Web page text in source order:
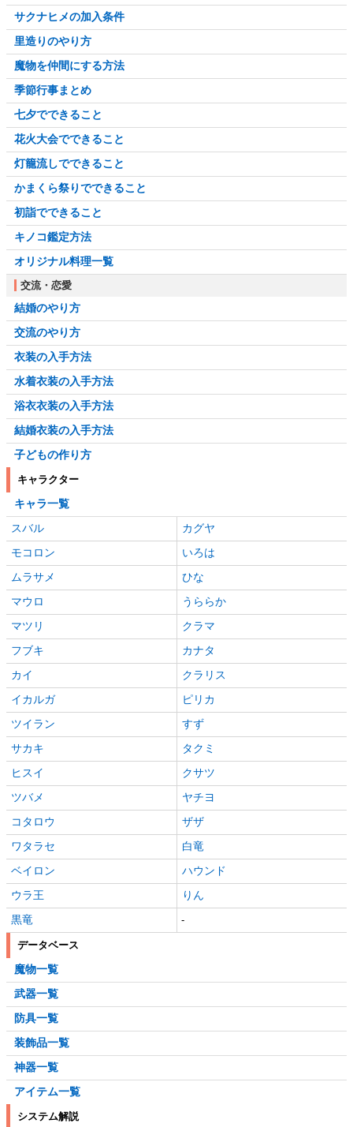
サクナヒメの加入条件
里造りのやり方
魔物を仲間にする方法
季節行事まとめ
七夕でできること
花火大会でできること
灯籠流しでできること
かまくら祭りでできること
初詣でできること
キノコ鑑定方法
オリジナル料理一覧
交流・恋愛
結婚のやり方
交流のやり方
衣装の入手方法
水着衣装の入手方法
浴衣衣装の入手方法
結婚衣装の入手方法
子どもの作り方
キャラクター
キャラ一覧
スバル
カグヤ
モコロン
いろは
ムラサメ
ひな
マウロ
うららか
マツリ
クラマ
フブキ
カナタ
カイ
クラリス
イカルガ
ピリカ
ツイラン
すず
サカキ
タクミ
ヒスイ
クサツ
ツバメ
ヤチヨ
コタロウ
ザザ
ワタラセ
白竜
ベイロン
ハウンド
ウラ王
りん
黒竜
-
データベース
魔物一覧
武器一覧
防具一覧
装飾品一覧
神器一覧
アイテム一覧
システム解説